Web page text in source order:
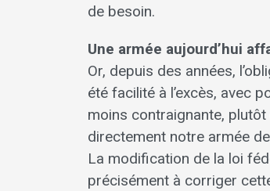
de besoin.
Une armée aujourd’hui
Or, depuis des années,
été facilité à l’excès, avec
moins contraignante, plutôt
directement notre armée
La modification de la loi
précisément à corriger